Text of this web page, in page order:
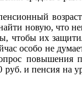
новую, что
чтобы их
особо не
повышения
и пенсия на